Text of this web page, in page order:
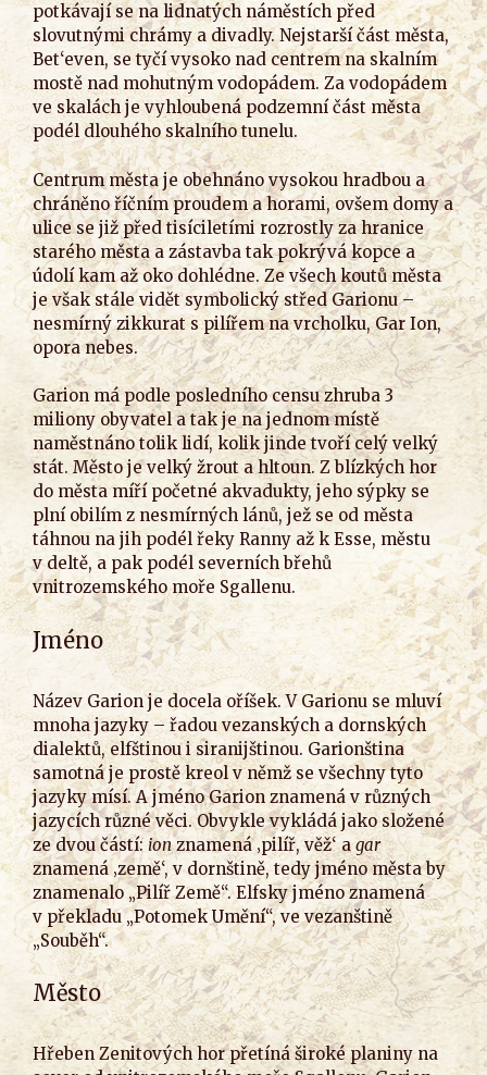
potkávají se na lidnatých náměstích před
slovutnými chrámy a divadly. Nejstarší část města,
Bet‘even, se tyčí vysoko nad centrem na skalním
mostě nad mohutným vodopádem. Za vodopádem
ve skalách je vyhloubená podzemní část města
podél dlouhého skalního tunelu.
Centrum města je obehnáno vysokou hradbou a
chráněno říčním proudem a horami, ovšem domy a
ulice se již před tisíciletími rozrostly za hranice
starého města a zástavba tak pokrývá kopce a
údolí kam až oko dohlédne. Ze všech koutů města
je však stále vidět symbolický střed Garionu –
nesmírný zikkurat s pilířem na vrcholku, Gar Ion,
opora nebes.
Garion má podle posledního censu zhruba 3
miliony obyvatel a tak je na jednom místě
naměstnáno tolik lidí, kolik jinde tvoří celý velký
stát. Město je velký žrout a hltoun. Z blízkých hor
do města míří početné akvadukty, jeho sýpky se
plní obilím z nesmírných lánů, jež se od města
táhnou na jih podél řeky Ranny až k Esse, městu
v deltě, a pak podél severních břehů
vnitrozemského moře Sgallenu.
Jméno
Název Garion je docela oříšek. V Garionu se mluví
mnoha jazyky – řadou vezanských a dornských
dialektů, elfštinou i siranijštinou. Garionština
samotná je prostě kreol v němž se všechny tyto
jazyky mísí. A jméno Garion znamená v různých
jazycích různé věci. Obvykle vykládá jako složené
ze dvou částí: ionznamená ‚pilíř, věž‘ agar
znamená ‚země‘, v dornštině, tedy jméno města by
znamenalo „Pilíř Země“. Elfsky jméno znamená
v překladu „Potomek Umění“, ve vezanštině
„Souběh“.
Město
Hřeben Zenitových hor přetíná široké planiny na